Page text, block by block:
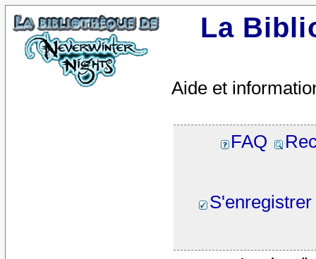
La
Aide et
FAQ
S'enregistrer